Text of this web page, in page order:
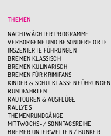
THEMEN
NACHTWÄCHTER PROGRAMME
VERBORGENE UND BESONDERE ORTE
INSZENIERTE FÜHRUNGEN
BREMEN KLASSISCH
BREMEN KULINARISCH
BREMEN FÜR KRIMIFANS
KINDER & SCHULKLASSEN FÜHRUNGEN
RUNDFAHRTEN
RADTOUREN & AUSFLÜGE
RALLYES
THEMENRUNDGÄNGE
MITTWOCHS- / SONNTAGSREIHE
BREMER UNTERWELTEN / BUNKER